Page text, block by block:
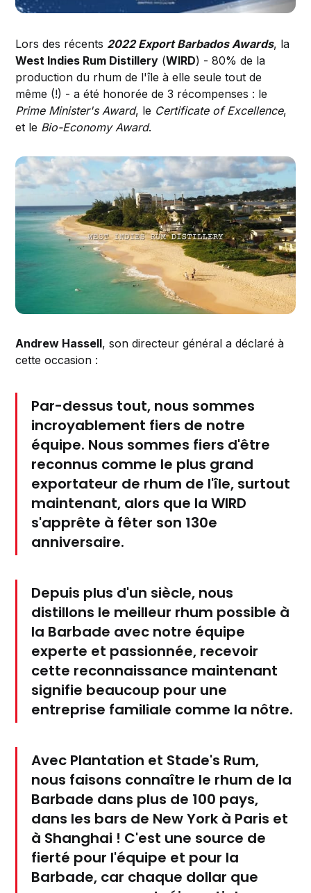
Lors des récents 2022 Export Barbados Awards, la
West Indies Rum Distillery (WIRD) - 80% de la
production du rhum de l'île à elle seule tout de
même (!) - a été honorée de 3 récompenses : le
Prime Minister's Award, le Certificate of Excellence,
et le Bio-Economy Award.
Andrew Hassell, son directeur général a déclaré à
cette occasion :
Par-dessus tout, nous sommes
incroyablement fiers de notre
équipe. Nous sommes fiers d'être
reconnus comme le plus grand
exportateur de rhum de l'île, surtout
maintenant, alors que laWIRD
s'apprête à fêter son 130e
anniversaire.
Depuis plus d'un siècle, nous
distillons le meilleur rhum possible à
la Barbade avec notre équipe
experte et passionnée, recevoir
cette reconnaissance maintenant
signifie beaucoup pour une
entreprise familiale comme la nôtre.
Avec Plantation et Stade's Rum,
nous faisons connaître le rhum de la
Barbade dans plus de 100 pays,
dans les bars de New York à Paris et
à Shanghai ! C'est une source de
fierté pour l'équipe et pour la
Barbade, car chaque dollar que